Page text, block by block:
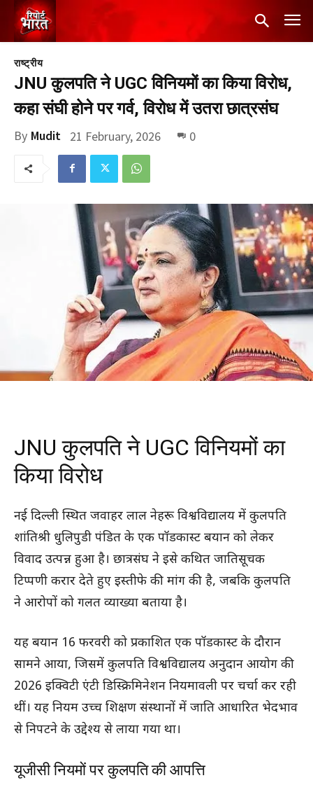
राष्ट्रीय
JNU कुलपति ने UGC विनियमों का किया विरोध,
कहा संघी होने पर गर्व, विरोध में उतरा छात्रसंघ
By Mudit 21 February, 2026 0
JNU कुलपति ने UGC विनियमों का
किया विरोध
नई दिल्ली स्थित जवाहर लाल नेहरू विश्वविद्यालय में कुलपति
शांतिश्री धुलिपुडी पंडित के एक पॉडकास्ट बयान को लेकर
विवाद उत्पन्न हुआ है। छात्रसंघ ने इसे कथित जातिसूचक
टिप्पणी करार देते हुए इस्तीफे की मांग की है, जबकि कुलपति
ने आरोपों को गलत व्याख्या बताया है।
यह बयान 16 फरवरी को प्रकाशित एक पॉडकास्ट के दौरान
सामने आया, जिसमें कुलपति विश्वविद्यालय अनुदान आयोग की
2026 इक्विटी एंटी डिस्क्रिमिनेशन नियमावली पर चर्चा कर रही
थीं। यह नियम उच्च शिक्षण संस्थानों में जाति आधारित भेदभाव
से निपटने के उद्देश्य से लाया गया था।
यूजीसी नियमों पर कुलपति की आपत्ति